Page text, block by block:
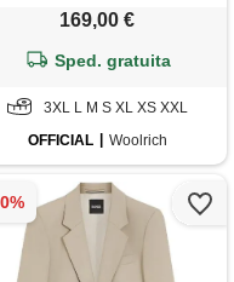
twill di cotone beige taglia s
169,00 €
Sped. gratuita
3XL L M S XL XS XXL
OFFICIAL
Woolrich